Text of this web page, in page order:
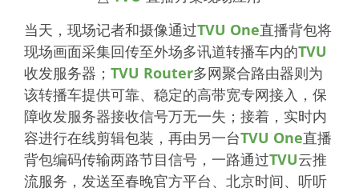
当天，现场记者和摄像通过TVU One直播背包将
现场画面采集回传至外场多讯道转播车内的TVU
收发服务器； TVU Router多网聚合路由器则为
该转播车提供可靠、稳定的高带宽专网接入，保
障收发服务器接收信号万无一失；接着，实时内
容进行在线剪辑包装，再由另一台TVU One直播
背包编码传输两路节目信号，一路通过TVU云推
流服务，发送至春晚官方平台、北京时间、听听